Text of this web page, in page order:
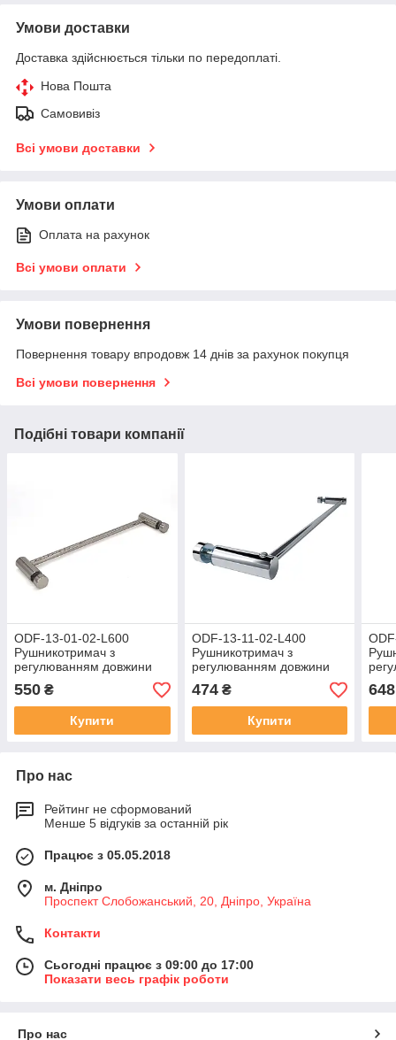
Умови доставки
Доставка здійснюється тільки по передоплаті.
Нова Пошта
Самовивіз
Всі умови доставки
Умови оплати
Оплата на рахунок
Всі умови оплати
Умови повернення
Повернення товару впродовж 14 днів за рахунок покупця
Всі умови повернення
Подібні товари компанії
ODF-13-01-02-L600
Рушникотримач з
регулюванням довжини
600мм полірований
550 ₴
Купити
ODF-13-11-02-L400
Рушникотримач з
регулюванням довжини
400мм полірований
474₴
Купити
648
Про нас
Рейтинг не сформований
Менше 5 відгуків за останній рік
Працює з 05.05.2018
м. Дніпро
Проспект Слобожанський, 20, Дніпро, Україна
Контакти
Сьогодні працює з 09:00 до 17:00
Показати весь графік роботи
Про нас